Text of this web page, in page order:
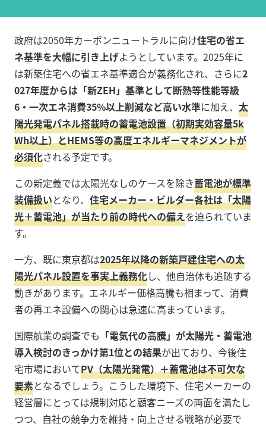
政府は2050年カーボンニュートラルに向け住宅の省エ
ネ基準を大幅に引き上げようとしています。2025年に
は新築住宅への省エネ基準適合が義務化され、さらに2
027年度からは「新ZEH」基準として断熱等性能等級
6・一次エネ消費35%以上削減など高い水準に加え、 太
陽光発電パネル搭載時の蓄電池設置（初期実効容量5k
Wh以上）とHEMS等の高度エネルギーマネジメントが
必須化される予定です。
この新定義では太陽光なしのケースを除き蓄電池が標準
装備扱いとなり、 住宅メーカー・ビルダー各社は「太陽
光＋蓄電池」が当たり前の時代への備えを迫られていま
す。
一方、既に東京都は2025年以降の新築戸建住宅への太
陽光パネル設置を事実上義務化し、他自治体も追随する
動きがあります。エネルギー価格高騰も相まって、消費
者の再エネ設備への関心は急速に高まっています。
国際航業の調査でも 「電気代の高騰」が太陽光・蓄電池
導入検討のきっかけ第1位との結果が出ており、今後住
宅市場においてPV（太陽光発電）＋蓄電池は不可欠な
要素となるでしょう。こうした環境下、住宅メーカーの
経営層にとっては規制対応と顧客ニーズの両面を満たし
つつ、自社の競争力を維持・向上させる戦略が必要で